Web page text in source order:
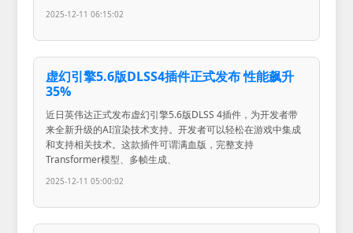
2025-12-11 06:15:02
虚幻引擎5.6版DLSS4插件正式发布 性能飙升
35%
近日英伟达正式发布虚幻引擎5.6版DLSS 4插件，为开发者带
来全新升级的AI渲染技术支持。开发者可以轻松在游戏中集成
和支持相关技术。这款插件可谓满血版，完整支持
Transformer模型、多帧生成、
2025-12-11 05:00:02